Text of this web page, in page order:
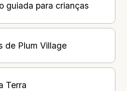
ภาษาไทย / Tailandês
guiada para crianças
de Plum Village
Terra